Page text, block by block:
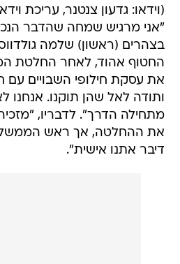
(וידאו: גדעון צנטנר, עריכת
"אני מרגיש שמחה שהדבר
בצהרים (ראשון) שלמה
החטוף אהוד, לאחר החלטת
את עסקת חילופי השבויים עם
ותודה לאל שהן תוקנו. אנחנו
מתחילה הדרך". לדבריו,
את ההחלטה, אך ראש הממשלה
דיבר אתנו אישית".